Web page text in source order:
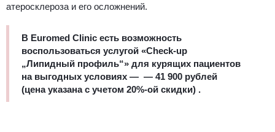
атеросклероза и его осложнений.
В Euromed Clinic есть возможность
воспользоваться услугой «Check-up
„Липидный профиль“» для курящих пациентов
на выгодных условиях — — 41 900 рублей
(цена указана с учетом 20%-ой скидки) .